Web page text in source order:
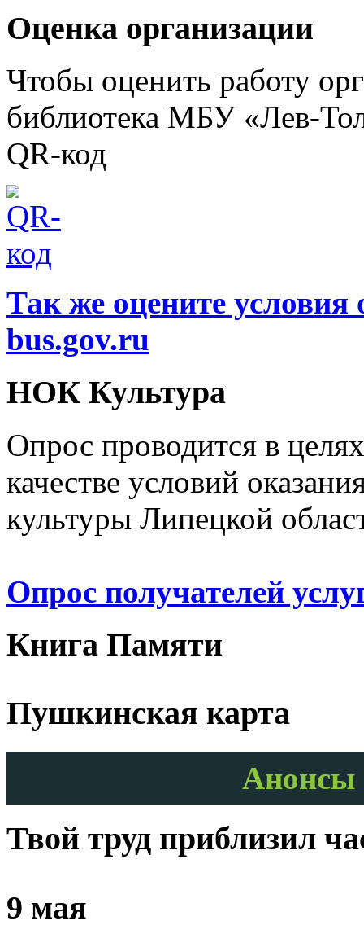
Оценка организации
Чтобы оценить работу
библиотека МБУ «Лев-
QR-код
Так же оцените условия
bus.gov.ru
НОК Культура
Опрос проводится в
качестве условий
культуры Липецкой
Опрос получателей
Книга Памяти
Пушкинская карта
Анонсы
Твой труд приблизил
9 мая